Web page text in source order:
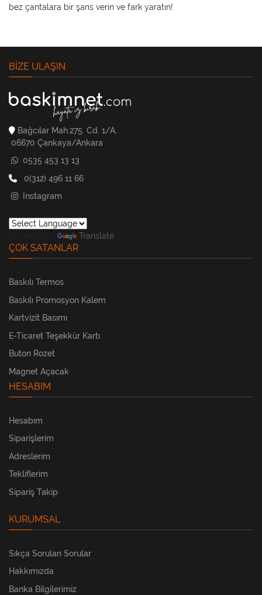
bez çantalara bir şans verin ve fark yaratın!
BIZE ULAŞIN
Bağcılar Mah.275. Cd. 1/A,
06670 Çankaya/Ankara
0535 453 13 13
0(312) 496 11 66
Instagram
Translate
ÇOK SATANLAR
Baskılı Termos
Baskılı Promosyon Kalem
Kartvizit Basımı
E-Ticaret Teşekkür Kartı
Buton Rozet
Magnet Açacak
HESABIM
Hesabım
Siparişlerim
Adreslerim
Tekliflerim
Sipariş Takip
KURUMSAL
Sıkça Sorulan Sorular
Hakkımızda
Banka Bilgilerimiz